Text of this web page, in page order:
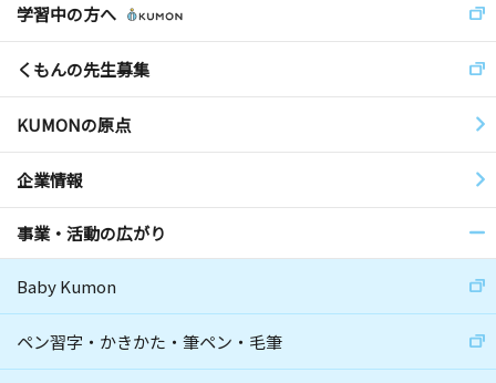
学習中の方へ
くもんの先生募集
KUMONの原点
企業情報
事業・活動の広がり
Baby Kumon
ペン習字・かきかた・筆ペン・毛筆